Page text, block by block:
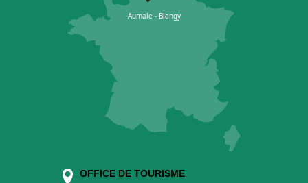
OFFICE DE TOURISME